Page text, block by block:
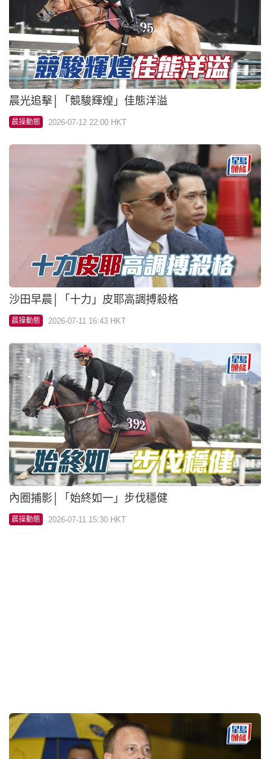
晨光追擊│「競駿輝煌」佳態洋溢
晨操動態 2026-07-12 22:00 HKT
沙田早晨│「十力」皮耶高調搏殺格
晨操動態 2026-07-11 16:43 HKT
內圈捕影│「始終如一」步伐穩健
晨操動態 2026-07-11 15:30 HKT
晨操動態 2026-07-10 15:45 HKT